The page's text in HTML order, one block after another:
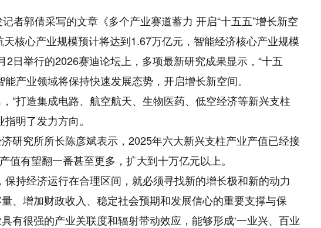
者郭倩采写的文章《多个产业赛道蓄力 开启“十五五”增长新空
核心产业规模预计将达到1.67万亿元，智能经济核心产业规模
举行的2026赛迪论坛上，多项最新研究成果显示，“十五
产业领域将保持快速发展态势，开启增长新空间。
打造集成电路、航空航天、生物医药、低空经济等新兴支柱
明了发力方向。
究所所长陈彦斌表示，2025年六大新兴支柱产业产值已经接
值有望翻一番甚至更多，扩大到十万亿元以上。
持经济运行在合理区间，就必须寻找新的增长极和新的动力
、增加财政收入、稳定社会预期和发展信心的重要支撑与保
有很强的产业关联度和辐射带动效应，能够形成‘一业兴、百业